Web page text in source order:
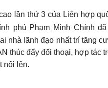
lần thứ 3 của Liên hợp
phủ Phạm Minh Chính
nhà lãnh đạo nhất trí tăng
thúc đẩy đối thoại, hợp
nổi lên.